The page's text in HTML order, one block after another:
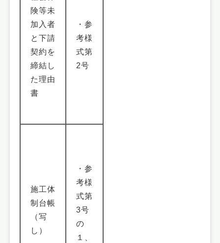
険等未
加入者
と下請
契約を
締結し
た理由
書
・参
考様
式第
2号
施工体
制台帳
（写
し）
・参
考様
式第
3号
の
１、